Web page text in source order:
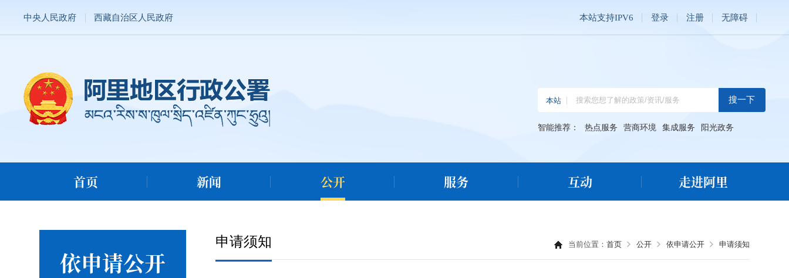
中央人民政府 西藏自治区人民政府 本站支持IPV6 登录 注册 无障碍
智能推荐： 热点服务 营商环境 集成服务 阳光政务
首页 新闻 公开 服务 互动 走进阿里
依申请公开
申请须知 当前位置： 首页 公开 依申请公开 申请须知